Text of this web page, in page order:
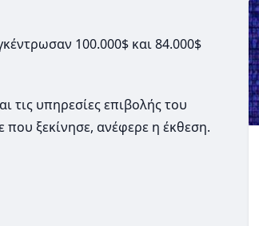
100.000$ και 84.000$
τις υπηρεσίες επιβολής του
ξεκίνησε, ανέφερε η έκθεση.